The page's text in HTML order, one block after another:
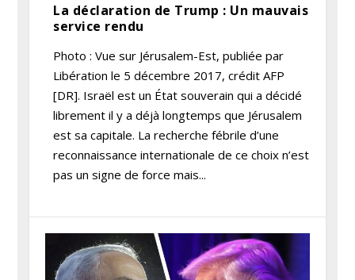
La déclaration de Trump : Un mauvais
service rendu
Photo : Vue sur Jérusalem-Est, publiée par
Libération le 5 décembre 2017, crédit AFP
[DR]. Israël est un État souverain qui a décidé
librement il y a déjà longtemps que Jérusalem
est sa capitale. La recherche fébrile d’une
reconnaissance internationale de ce choix n’est
pas un signe de force mais...